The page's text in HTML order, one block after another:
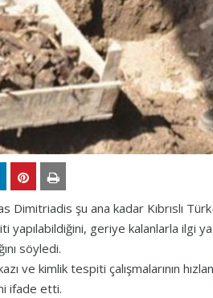
Dimitriadis şu ana kadar Kıbrıslı
yapılabildiğini, geriye kalanlarla ilgi
söyledi.
ve kimlik tespiti çalışmalarının
ifade etti.